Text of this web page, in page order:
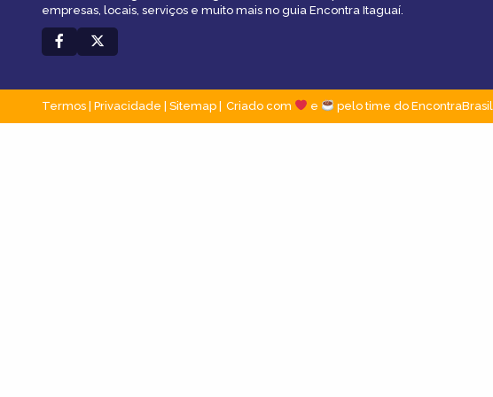
empresas, locais, serviços e muito mais no guia Encontra Itaguaí.
Termos Privacidade Sitemap Criado com e pelo time do EncontraBrasil